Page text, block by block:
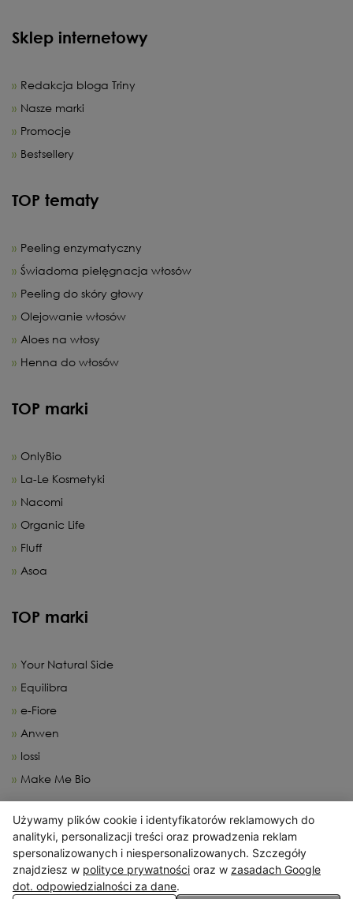
Sklep internetowy
Redakcja bloga Triny
Nasze marki
Promocje
Bestsellery
TOP tematy
Peeling enzymatyczny
Świadoma pielęgnacja włosów
Peeling do skóry głowy
Olejowanie włosów
Aloes na włosy
Henna do włosów
TOP marki
OnlyBio
La-Le Kosmetyki
Nacomi
Organic Life
Fluff
Asoa
TOP marki
Your Natural Side
Equilibra
e-Fiore
Anwen
Iossi
Make Me Bio
Serwis wykorzystuje pliki cookies. Korzystając ze strony
wyrażasz zgodę na wykorzystywanie plików cookies, w zakresie
odpowiadającym konfiguracji Twojej przeglądarki.
Używamy plików cookie i identyfikatorów reklamowych do
analityki, personalizacji treści oraz prowadzenia reklam
spersonalizowanych i niespersonalizowanych. Szczegóły
znajdziesz w polityce prywatności oraz w zasadach Google
dot. odpowiedzialności za dane.